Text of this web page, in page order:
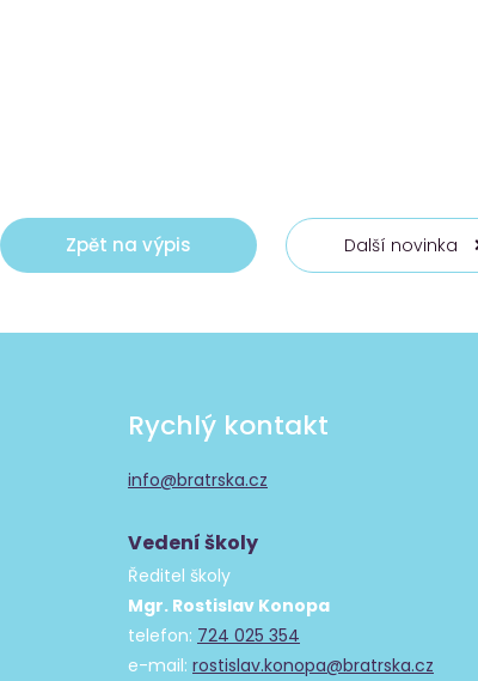
Zpět na výpis Další novinka
Rychlý kontakt
info@bratrska.cz
Vedení školy
Ředitel školy
Mgr. Rostislav Konopa
telefon: 724 025 354
e-mail: rostislav.konopa@bratrska.cz